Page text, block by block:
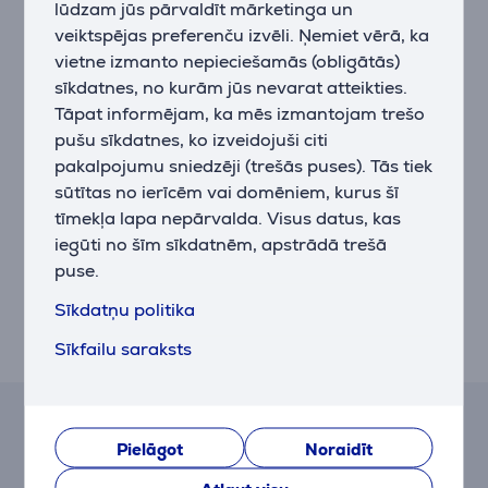
lūdzam jūs pārvaldīt mārketinga un
veiktspējas preferenču izvēli. Ņemiet vērā, ka
vietne izmanto nepieciešamās (obligātās)
sīkdatnes, no kurām jūs nevarat atteikties.
Tāpat informējam, ka mēs izmantojam trešo
pušu sīkdatnes, ko izveidojuši citi
pakalpojumu sniedzēji (trešās puses). Tās tiek
sūtītas no ierīcēm vai domēniem, kurus šī
tīmekļa lapa nepārvalda. Visus datus, kas
iegūti no šīm sīkdatnēm, apstrādā trešā
puse.
Sīkdatņu politika
Sīkfailu saraksts
Pielāgot
Noraidīt
smalcināšana lielā ātrumā.
– Ledaina dzēriena iestatījums: pakāpeniski pieaug
līdz pilnai jaudai, lai blendētu cietus produktus.
Blenderis sniedz ideālus ledus smalcināšanas
rezultātus, sākot no 6000 apgr./min 10 sekunžu ilgā
laika periodā, 4000 apgr./min 5 sekunžu ilgā laika
periodā, 12 000 apgr./min 10 sekunžu ilgā laika
periodā, 16 000 apgr./min 5 sekunžu ilgā laika
periodā, lai perfekti sasmalcinātu ledu.
– Smūtija iestatījums: atvieglo jūsu dzīvi, sniedzot
optimālu laika un ātruma iestatījumu gardu smūtiju
pagatavošanai. Blenderis 45 sekundes automātiski
darbosies ar 14 000 apgr./min lielu ātrumu, lai
apstrādātu cietās sastāvdaļas un nodrošinātu
vienmērīgas konsistences rezultāt
Līzinga un nomas kalkulators
Aptuvens ikmēneša maksājums